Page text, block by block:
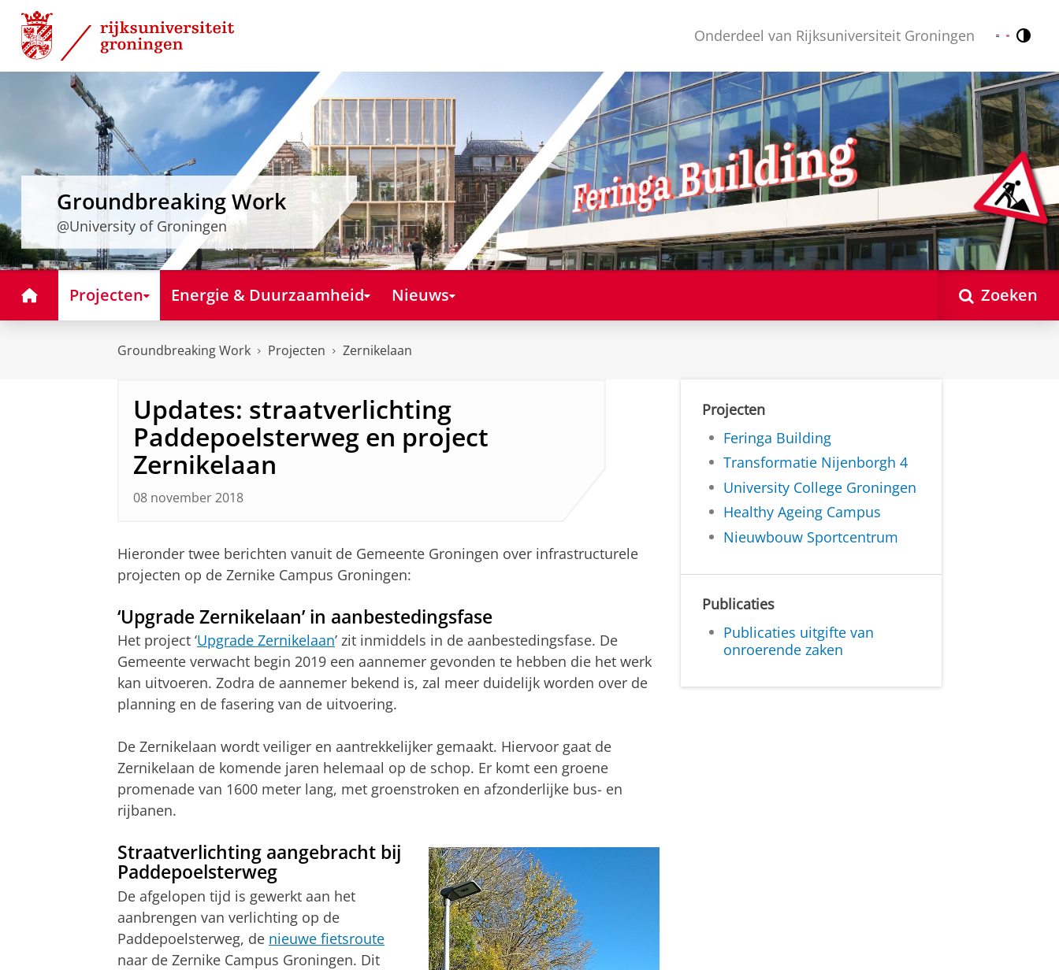
Skip
Content
Skip
Navigation
Onderdeel van Rijksuniversiteit Groningen Nederlands
English
Groundbreaking Work
@University of Groningen
HomeProjecten Energie & Duurzaamheid Nieuws Zoeken
Groundbreaking Work Projecten Zernikelaan
Updates: straatverlichting
Paddepoelsterweg en project
Zernikelaan
08 november 2018
Hieronder twee berichten vanuit de Gemeente Groningen over infrastructurele
projecten op de Zernike Campus Groningen:
‘Upgrade Zernikelaan’ in aanbestedingsfase
Het project ‘Upgrade Zernikelaan’ zit inmiddels in de aanbestedingsfase. De
Gemeente verwacht begin 2019 een aannemer gevonden te hebben die het werk
kan uitvoeren. Zodra de aannemer bekend is, zal meer duidelijk worden over de
planning en de fasering van de uitvoering.
De Zernikelaan wordt veiliger en aantrekkelijker gemaakt. Hiervoor gaat de
Zernikelaan de komende jaren helemaal op de schop. Er komt een groene
promenade van 1600 meter lang, met groenstroken en afzonderlijke bus- en
rijbanen.
Straatverlichting aangebracht bij
Paddepoelsterweg
De afgelopen tijd is gewerkt aan het
aanbrengen van verlichting op de
Paddepoelsterweg, de nieuwe fietsroute
naar de Zernike Campus Groningen. Dit
Projecten
Feringa Building
Transformatie Nijenborgh 4
University College Groningen
Healthy Ageing Campus
Nieuwbouw Sportcentrum
Publicaties
Publicaties uitgifte van
onroerende zaken